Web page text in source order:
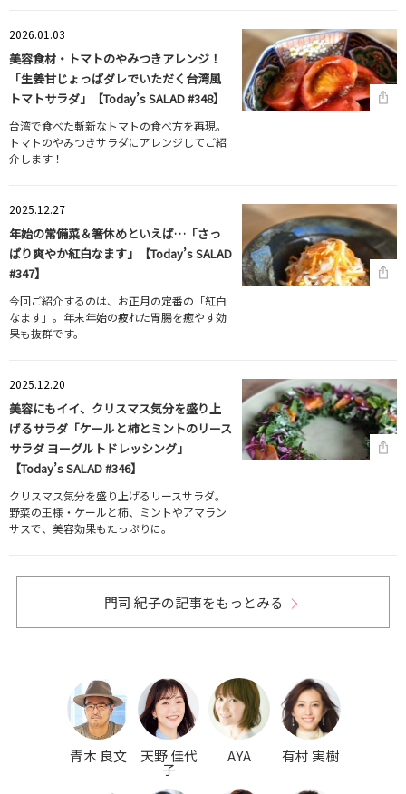
2026.01.03
美容食材・トマトのやみつきアレンジ！
「生姜甘じょっぱダレでいただく台湾風
トマトサラダ」【Today’s SALAD #348】
台湾で食べた斬新なトマトの食べ方を再現。
トマトのやみつきサラダにアレンジしてご紹
介します！
2025.12.27
年始の常備菜＆箸休めといえば…「さっ
ぱり爽やか紅白なます」【Today’s SALAD
#347】
今回ご紹介するのは、お正月の定番の「紅白
なます」。年末年始の疲れた胃腸を癒やす効
果も抜群です。
2025.12.20
美容にもイイ、クリスマス気分を盛り上
げるサラダ「ケールと柿とミントのリース
サラダ ヨーグルトドレッシング」
【Today’s SALAD #346】
クリスマス気分を盛り上げるリースサラダ。
野菜の王様・ケールと柿、ミントやアマラン
サスで、美容効果もたっぷりに。
門司 紀子の記事をもっとみる
青木 良文 天野 佳代
子
AYA 有村 実樹